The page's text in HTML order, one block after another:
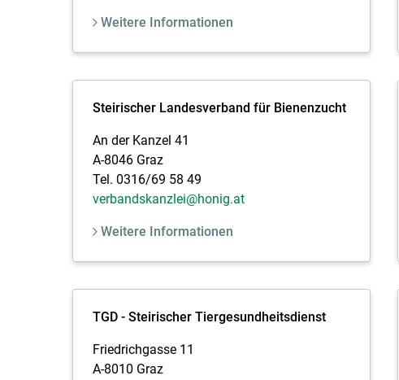
Weitere Informationen
Steirischer Landesverband für Bienenzucht
An der Kanzel 41
A-8046 Graz
Tel. 0316/69 58 49
verbandskanzlei@honig.at
Weitere Informationen
TGD - Steirischer Tiergesundheitsdienst
Friedrichgasse 11
A-8010 Graz